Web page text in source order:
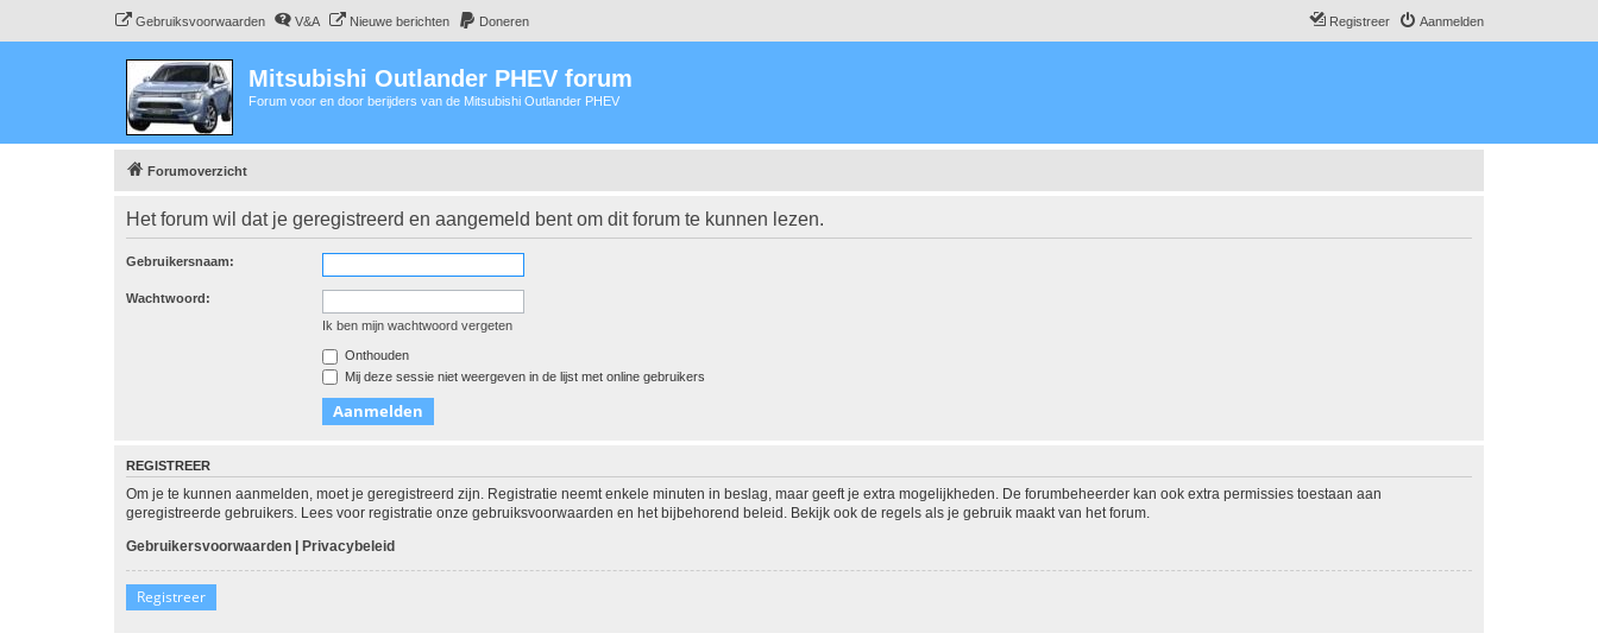
Gebruiksvoorwaarden V&A Nieuwe berichten Doneren Aanmelden
Registreer
Mitsubishi Outlander PHEV forum
Forum voor en door berijders van de Mitsubishi Outlander PHEV
Forumoverzicht
Het forum wil dat je geregistreerd en aangemeld bent om dit forum te kunnen lezen.
Gebruikersnaam:
Wachtwoord:
Ik ben mijn wachtwoord vergeten
Onthouden
Mij deze sessie niet weergeven in de lijst met online gebruikers
REGISTREER
Om je te kunnen aanmelden, moet je geregistreerd zijn. Registratie neemt enkele minuten in beslag, maar geeft je extra mogelijkheden. De forumbeheerder kan ook extra permissies toestaan aan
geregistreerde gebruikers. Lees voor registratie onze gebruiksvoorwaarden en het bijbehorend beleid. Bekijk ook de regels als je gebruik maakt van het forum.
Gebruikersvoorwaarden | Privacybeleid
Registreer